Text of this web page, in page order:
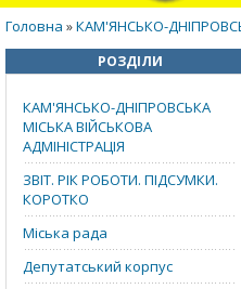
Головна »КАМ'ЯНСЬКО-
РОЗДІЛИ
КАМ'ЯНСЬКО-ДНІПРОВСЬКА
МІСЬКА ВІЙСЬКОВА
АДМІНІСТРАЦІЯ
ЗВІТ. РІК РОБОТИ. ПІДСУМКИ.
КОРОТКО
Міська рада
Депутатський корпус